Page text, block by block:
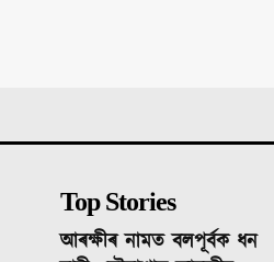
Top Stories
আৰক্ষীৰ নামত বলপূৰ্বক ধন